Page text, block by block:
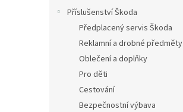
Příslušenství Škoda
Předplacený servis Škoda
Reklamní a drobné předměty
Oblečení a doplňky
Pro děti
Cestování
Bezpečnostní výbava